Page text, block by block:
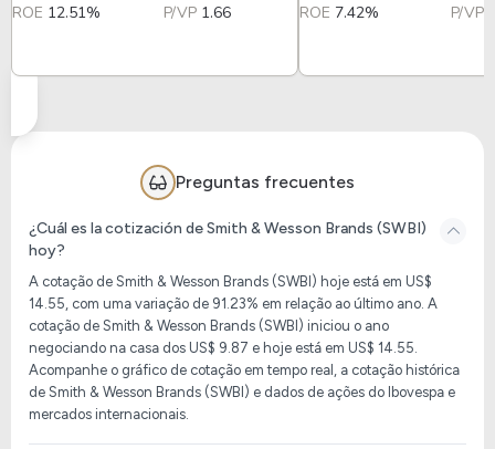
ROE 12.51% P/VP 1.66
ROE 7.42% P/VP
Preguntas frecuentes
¿Cuál es la cotización de Smith & Wesson Brands (SWBI)
hoy?
A cotação de Smith & Wesson Brands (SWBI) hoje está em US$
14.55, com uma variação de 91.23% em relação ao último ano. A
cotação de Smith & Wesson Brands (SWBI) iniciou o ano
negociando na casa dos US$ 9.87 e hoje está em US$ 14.55.
Acompanhe o gráfico de cotação em tempo real, a cotação histórica
de Smith & Wesson Brands (SWBI) e dados de ações do Ibovespa e
mercados internacionais.